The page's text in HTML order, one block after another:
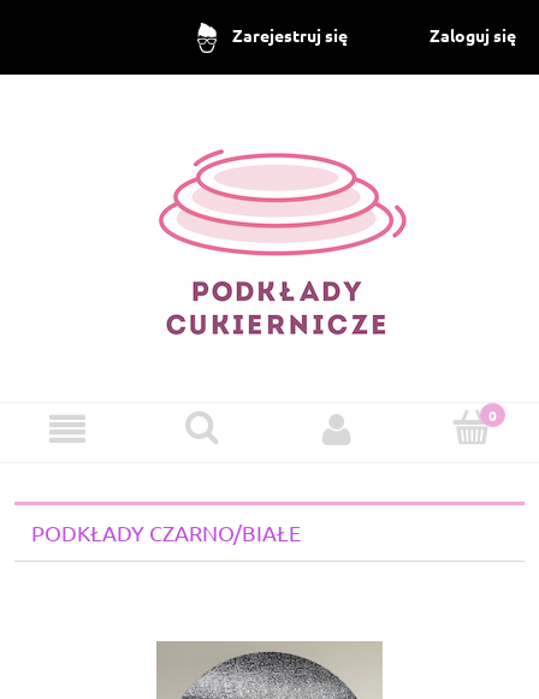
Zarejestruj się Zaloguj się
PODKŁADY CZARNO/BIAŁE